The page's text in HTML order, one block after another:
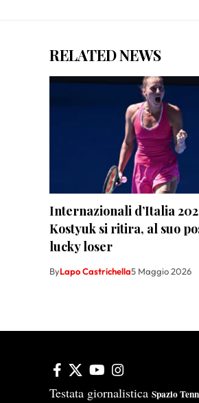
RELATED NEWS
Internazionali d’Italia
Kostyuk si ritira, al suo
lucky loser
ByLapo Castrichella5 Maggio 2026
Testata giornalistica Spazio